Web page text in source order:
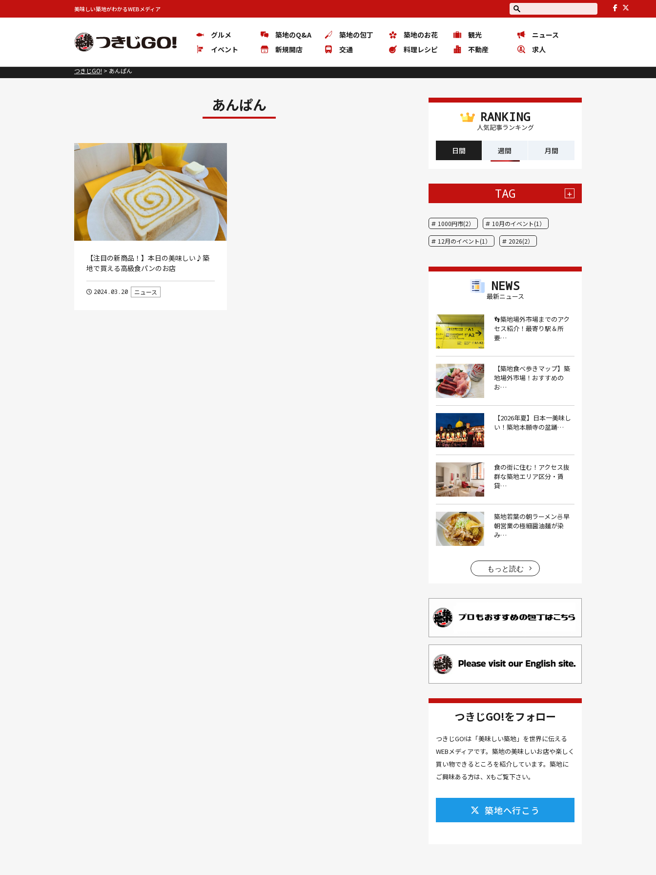
美味しい築地がわかるWEBメディア
グルメ 築地のQ&A 築地の包丁 築地のお花 観光
ニュース
イベント
新規開店 交通 料理レシピ 不動産 求人
つきじGO! > あんぱん
あんぱん
【注目の新商品！】本日の美味しい♪築
地で買える高級食パンのお店
2024.03.20 ニュース
RANKING
人気記事ランキング
日間 週間 月間
TAG +
1000円市(2） 10月のイベント(1）
12月のイベント(1） 2026(2）
アイスクリーム(1）
あごだし(1） アジフライ(1）
アド街(3）
アパート探し(1） アルバイト(1）
アンテナショップ(1） あんぱん(1）
あんみつ(4）
イタリアン(6） イタリアンバル(1）
イタリアンレストラン(1）
イチゴジャム(1） イベント(9）
イベント 東京(1） イベント2026(1）
いわし(1） ウェットティッシュ(1）
うなぎ(10） うなぎ屋(2）
うなぎ弁当(2） うな重(2）
エコバッグ 折りたたみ(1） エビフライ(3）
おでん(4）
オムライス(2）
お参り(1） お困りごと解決(1）
お土産(14） お土産屋(1）
お寿司(2） お弁当(9） お得情報(9）
お悩み解決(1） お惣菜(1）
お歳暮(1） お汁粉(3）
お汁粉 レシピ(1） お祭り(1）
お餅(1） お魚捌き教室(1） かき氷(3）
NEWS
最新ニュース
👣築地場外市場までのアク
セス紹介！最寄り駅＆所
要…
【築地食べ歩きマップ】築
地場外市場！おすすめの
お…
【2026年夏】日本一美味し
い！築地本願寺の盆踊…
食の街に住む！アクセス抜
群な築地エリア区分・賃
貸…
築地若葉の朝ラーメン🍜早
朝営業の極細醤油麺が染
み…
もっと読む
つきじGO!をフォロー
つきじGO!は「美味しい築地」を世界に伝える
WEBメディアです。築地の美味しいお店や楽しく
買い物できるところを紹介しています。築地に
ご興味ある方は、Xもご覧下さい。
築地へ行こう